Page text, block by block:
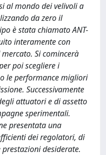
al mondo dei velivoli a
da zero il
è stata chiamato ANT-
interamente con
Si comincerà
poi scegliere i
le performance migliori
Successivamente
attuatori e di assetto
sperimentali.
presentata una
dei regolatori, di
desiderate.